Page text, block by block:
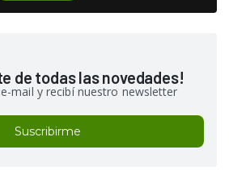
de todas las novedades!
mail y recibí nuestro newsletter
Suscribirme